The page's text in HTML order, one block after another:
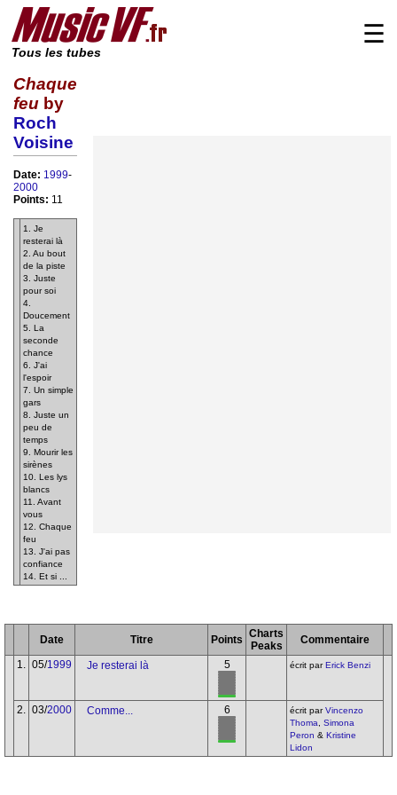
Tous les tubes
☰
Chaque
feu by
Roch
Voisine
Date: 1999-
2000
Points: 11
1. Je
resterai là
2. Au bout
de la piste
3. Juste
pour soi
4.
Doucement
5. La
seconde
chance
6. J'ai
l'espoir
7. Un simple
gars
8. Juste un
peu de
temps
9. Mourir les
sirènes
10. Les lys
blancs
11. Avant
vous
12. Chaque
feu
13. J'ai pas
confiance
14. Et si ...
Date Titre Points Charts
Peaks
Commentaire
1.
05/1999 Je resterai là 5 écrit parErick Benzi
2. 03/2000 Comme... 6 écrit parVincenzo
Thoma
Simona
Peron & Kristine
Lidon